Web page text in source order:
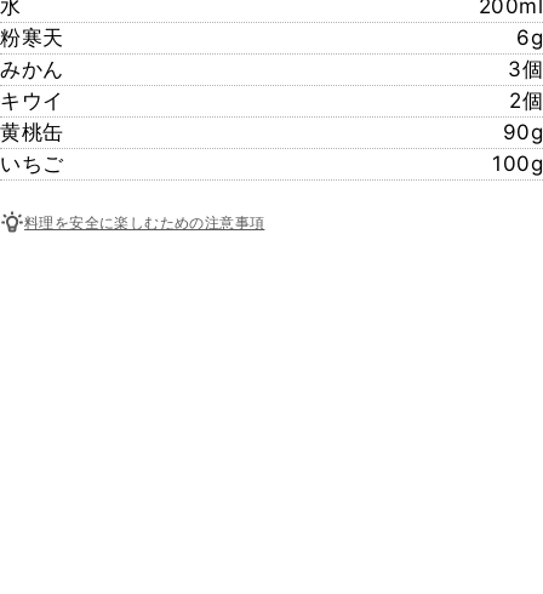
水
200ml
粉寒天
6g
みかん
3個
キウイ
2個
黄桃缶
90g
いちご
100g
料理を安全に楽しむための注意事項